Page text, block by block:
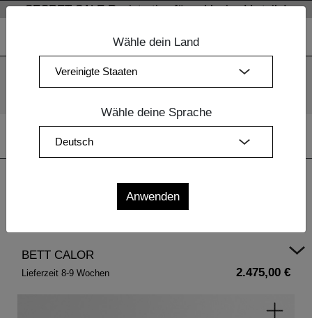
Wir verwenden Cookies. Mit der weiteren Nutzung unserer
SECRET SALE Registration für exklusive Vorteile!
Schlafzimmer Massivholz| BETT CALOR
BETT CALOR
Lieferzeit 8-9 Wochen 2.475,00 €
Wähle dein Land
Wähle deine Sprache